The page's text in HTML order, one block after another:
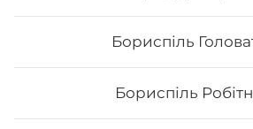
Бориспіль
Бориспіль